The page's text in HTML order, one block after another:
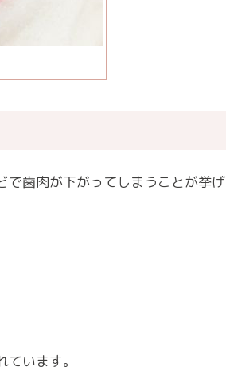
で歯肉が下がってしまうことが挙げ
います。